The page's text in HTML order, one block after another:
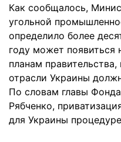
Как сообщалось,
угольной
определило более
году может появиться
планам
отрасли Украины
По словам главы
Рябченко,
для Украины